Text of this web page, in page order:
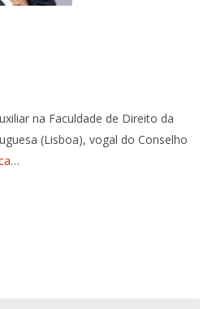
na Faculdade de Direito da
(Lisboa), vogal do Conselho